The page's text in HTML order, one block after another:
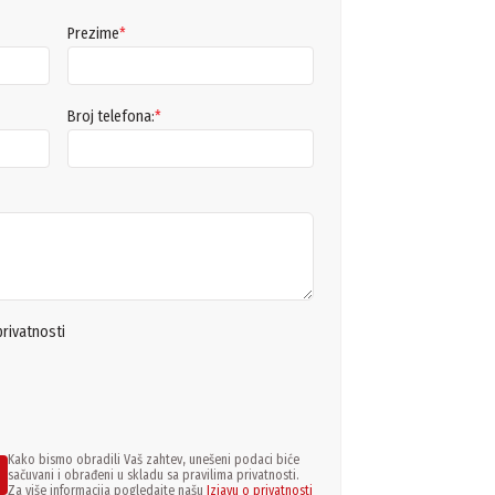
Prezime*
Broj telefona:*
Kako bismo obradili Vaš zahtev, unešeni podaci biće
sačuvani i obrađeni u skladu sa pravilima privatnosti.
Za više informacija pogledajte našu Izjavu o privatnosti